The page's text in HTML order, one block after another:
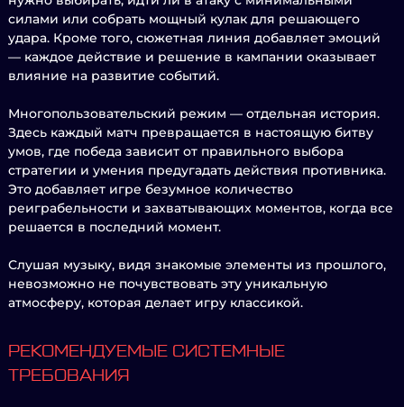
силами или собрать мощный кулак для решающего
удара. Кроме того, сюжетная линия добавляет эмоций
— каждое действие и решение в кампании оказывает
влияние на развитие событий.
Многопользовательский режим — отдельная история.
Здесь каждый матч превращается в настоящую битву
умов, где победа зависит от правильного выбора
стратегии и умения предугадать действия противника.
Это добавляет игре безумное количество
реиграбельности и захватывающих моментов, когда все
решается в последний момент.
Слушая музыку, видя знакомые элементы из прошлого,
невозможно не почувствовать эту уникальную
атмосферу, которая делает игру классикой.
РЕКОМЕНДУЕМЫЕ СИСТЕМНЫЕ
ТРЕБОВАНИЯ